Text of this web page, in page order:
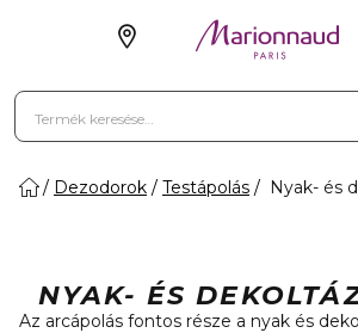
Dezodorok Testápolás Nyak- és
NYAK- ÉS
Az arcápolás fontos része a nyak és